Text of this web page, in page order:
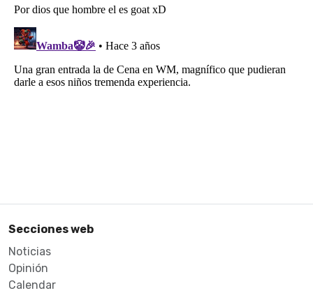
Secciones web
Noticias
Opinión
Calendar